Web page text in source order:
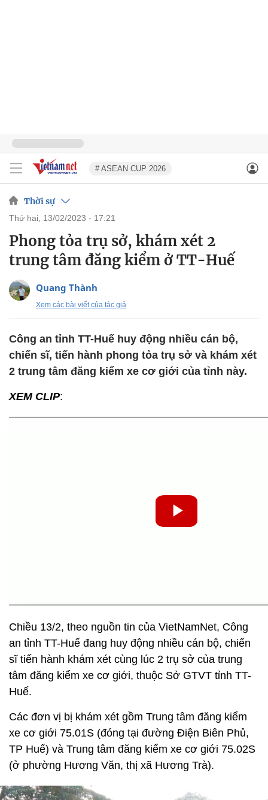
# ASEAN CUP 2026
Thời sự
thứ hai, 13/02/2023 - 17:21
Phong tỏa trụ sở, khám xét 2
trung tâm đăng kiểm ở TT-Huế
Quang Thành
Xem các bài viết của tác giả
Công an tỉnh TT-Huế huy động nhiều cán bộ,
chiến sĩ, tiến hành phong tỏa trụ sở và khám xét
2 trung tâm đăng kiểm xe cơ giới của tỉnh này.
XEM CLIP:
Chiều 13/2, theo nguồn tin của VietNamNet, Công
an tỉnh TT-Huế đang huy động nhiều cán bộ, chiến
sĩ tiến hành khám xét cùng lúc 2 trụ sở của trung
tâm đăng kiểm xe cơ giới, thuộc Sở GTVT tỉnh TT-
Huế.
Các đơn vị bị khám xét gồm Trung tâm đăng kiểm
xe cơ giới 75.01S (đóng tại đường Điện Biên Phủ,
TP Huế) và Trung tâm đăng kiểm xe cơ giới 75.02S
(ở phường Hương Văn, thị xã Hương Trà).